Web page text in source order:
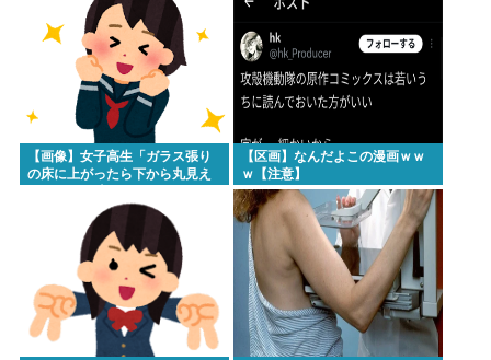
【画像】女子高生「ガラス張り
の床に上がったら下から丸見え
【区画】なんだよこの漫画ｗｗ
ｗ【注意】